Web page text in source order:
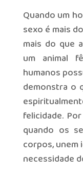
Quando um
sexo é mais
mais do que
um animal
humanos
demonstra o
felicidade.
quando os
corpos, unem
necessidade